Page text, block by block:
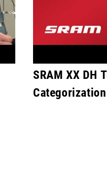
SRAM XX DH
Categorization